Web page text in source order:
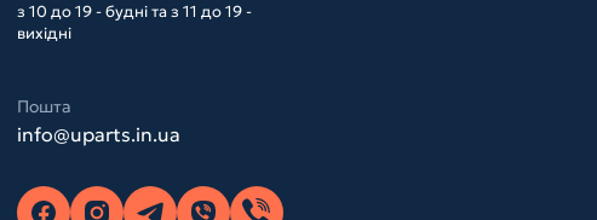
з 10 до 19 - будні та з 11 до 19 -
вихідні
Пошта
info@uparts.in.ua